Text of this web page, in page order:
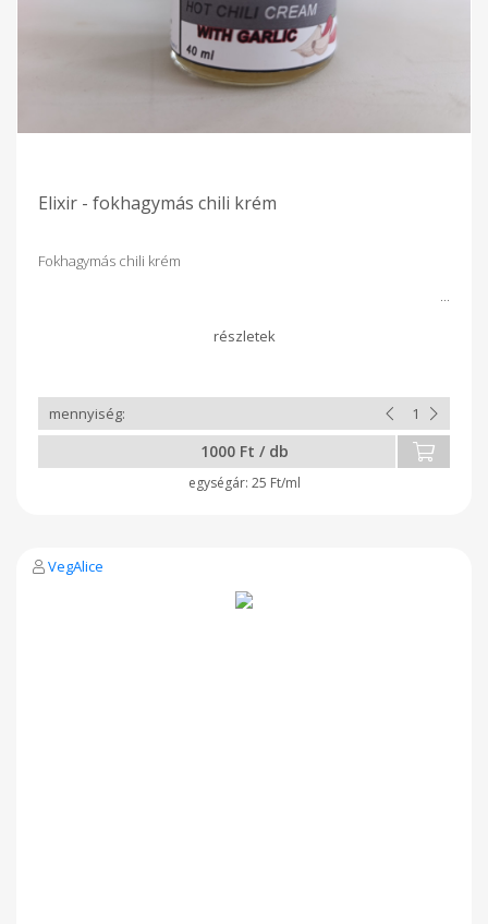
Elixir - fokhagymás chili krém
Fokhagymás chili krém
1000 Ft / db
25 Ft/ml
VegAlice